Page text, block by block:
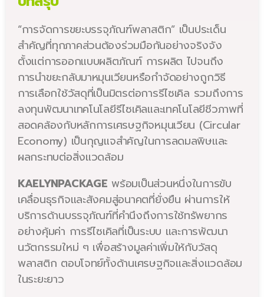
“การจัดการขยะบรรจุภัณฑ์พลาสติก” เป็นประเด็น
สำคัญที่ทุกภาคส่วนต้องร่วมมือกันอย่างจริงจัง
ตั้งแต่การออกแบบผลิตภัณฑ์ การผลิต ไปจนถึง
การนำขยะกลับมาหมุนเวียนหรือกำจัดอย่างถูกวิธี
การเลือกใช้วัสดุที่เป็นมิตรต่อการรีไซเคิล รวมถึงการ
ลงทุนพัฒนาเทคโนโลยีรีไซเคิลและเทคโนโลยีชีวภาพที่
สอดคล้องกับหลักการเศรษฐกิจหมุนเวียน (Circular
Economy) เป็นกุญแจสำคัญในการลดมลพิษและ
ผลกระทบต่อสิ่งแวดล้อม
KAELYNPACKAGE พร้อมเป็นส่วนหนึ่งในการขับ
เคลื่อนธุรกิจและสังคมสู่อนาคตที่ยั่งยืน ผ่านการให้
บริการด้านบรรจุภัณฑ์ที่คำนึงถึงการใช้ทรัพยากร
อย่างคุ้มค่า การรีไซเคิลที่เป็นระบบ และการพัฒนา
นวัตกรรมใหม่ ๆ เพื่อสร้างมูลค่าเพิ่มให้กับวัสดุ
พลาสติก ตอบโจทย์ทั้งด้านเศรษฐกิจและสิ่งแวดล้อม
ในระยะยาว